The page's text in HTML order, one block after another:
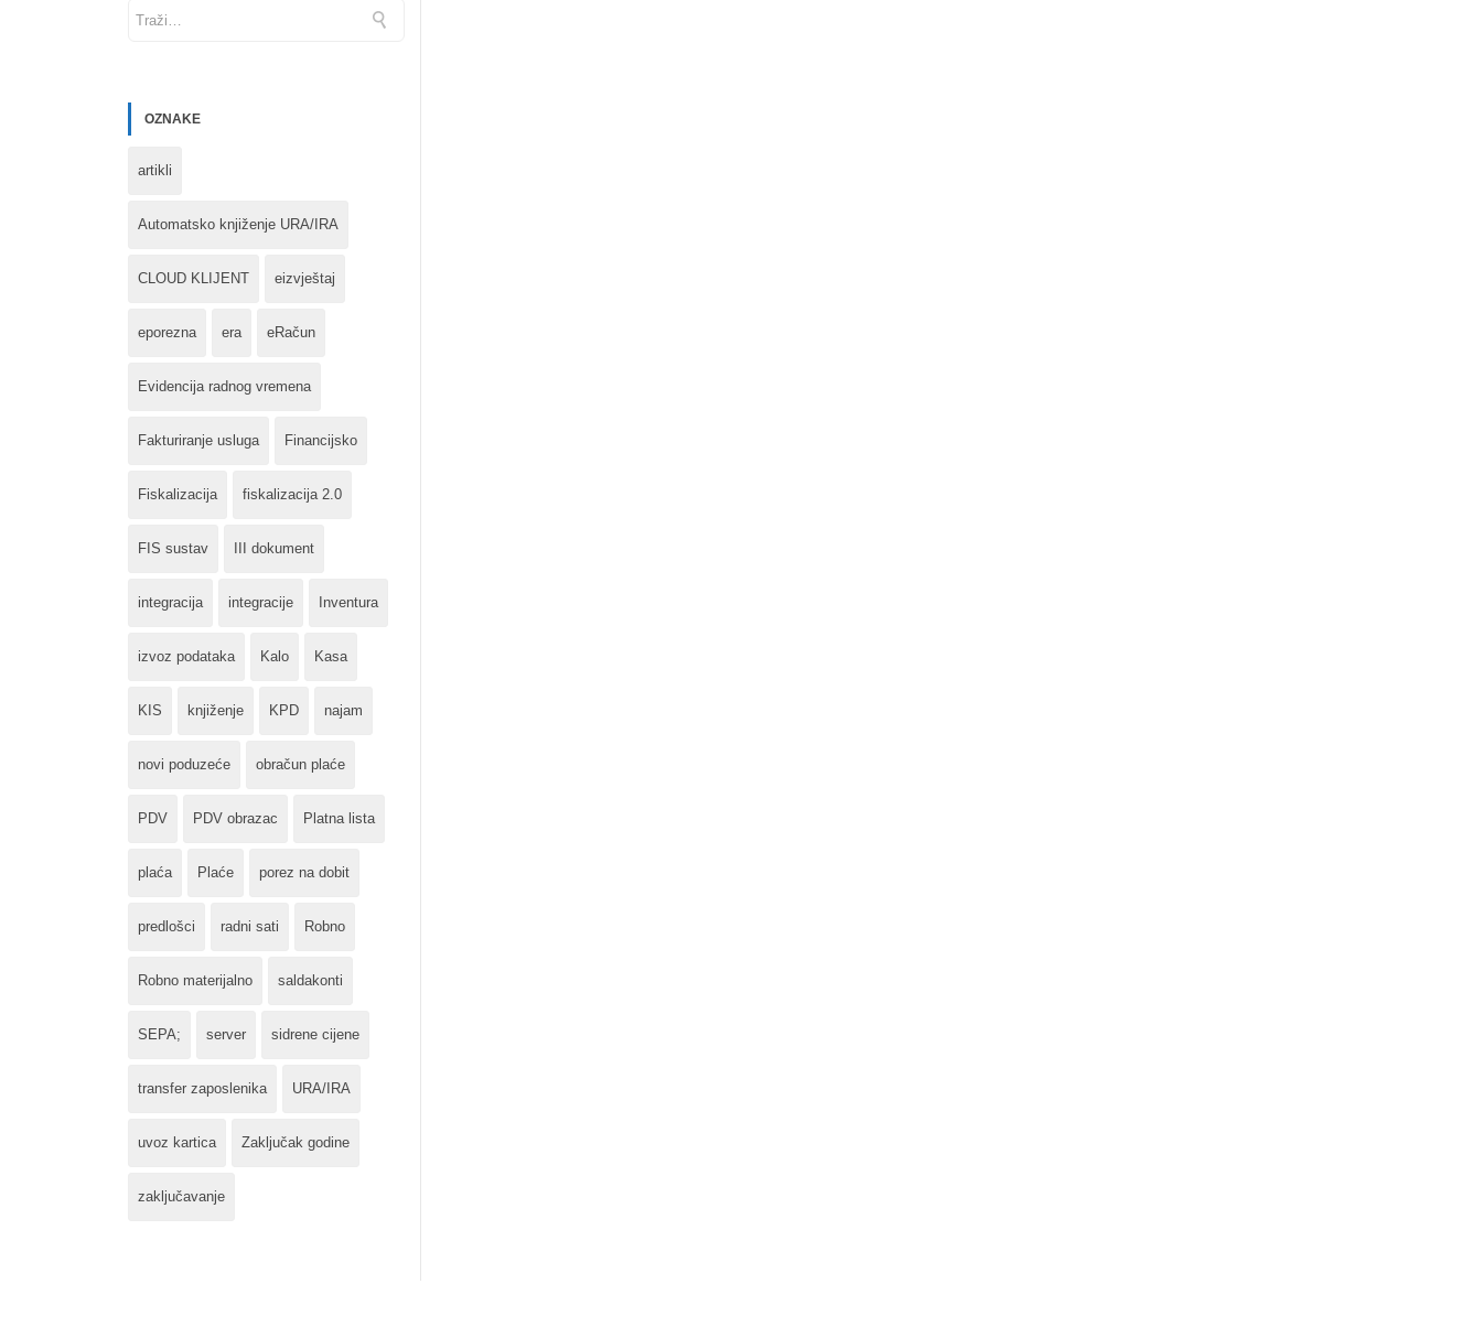
OZNAKE
artikli
Automatsko knjiženje URA/IRA
CLOUD KLIJENT eizvještaj
eporezna era eRačun
Evidencija radnog vremena
Fakturiranje usluga Financijsko
Fiskalizacija fiskalizacija 2.0
FIS sustav III dokument
integracija integracije Inventura
izvoz podataka Kalo Kasa
KIS knjiženje KPD najam
novi poduzeće obračun plaće
PDV PDV obrazac Platna lista
plaća Plaće porez na dobit
predlošci radni sati Robno
Robno materijalno saldakonti
SEPA; server sidrene cijene
transfer zaposlenika URA/IRA
uvoz kartica Zaključak godine
zaključavanje